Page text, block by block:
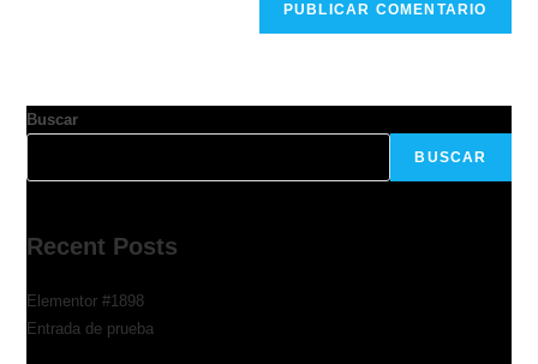
Buscar
BUSCAR
Recent Posts
Elementor #1898
Entrada de prueba